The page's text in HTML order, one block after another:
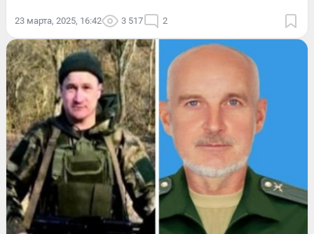
23 марта, 2025, 16:42 3 517 2